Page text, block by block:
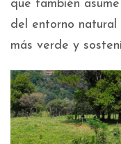
que también
del entorno natural
más verde y